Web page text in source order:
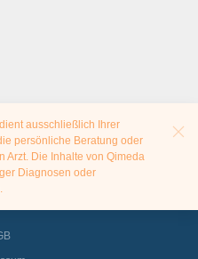
ausschließlich Ihrer
persönliche Beratung oder
Arzt. Die Inhalte von Qimeda
Diagnosen oder